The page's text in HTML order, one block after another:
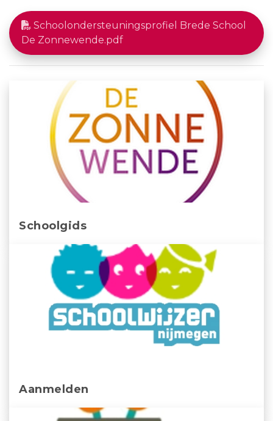
Schoolondersteuningsprofiel Brede School
De Zonnewende.pdf
Schoolgids
Aanmelden